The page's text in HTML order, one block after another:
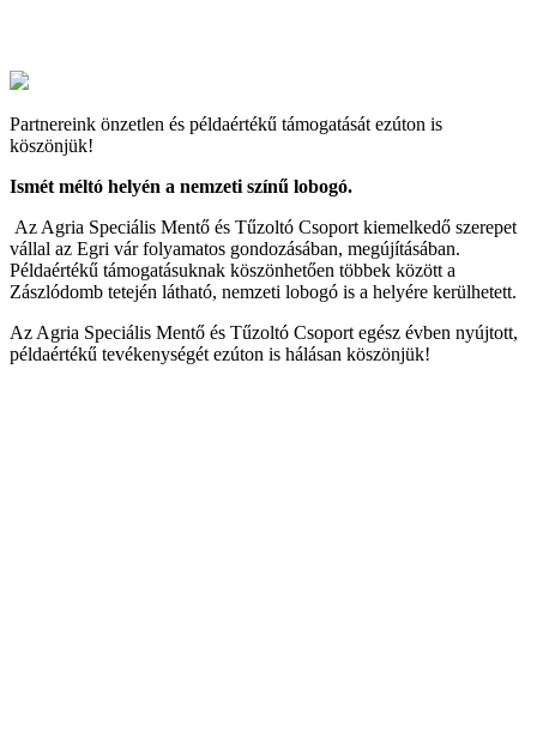
Partnereink önzetlen és példaértékű támogatását ezúton is
köszönjük!
Ismét méltó helyén a nemzeti színű lobogó.
Az Agria Speciális Mentő és Tűzoltó Csoport kiemelkedő szerepet
vállal az Egri vár folyamatos gondozásában, megújításában.
Példaértékű támogatásuknak köszönhetően többek között a
Zászlódomb tetején látható, nemzeti lobogó is a helyére kerülhetett.
Az Agria Speciális Mentő és Tűzoltó Csoport egész évben nyújtott,
példaértékű tevékenységét ezúton is hálásan köszönjük!